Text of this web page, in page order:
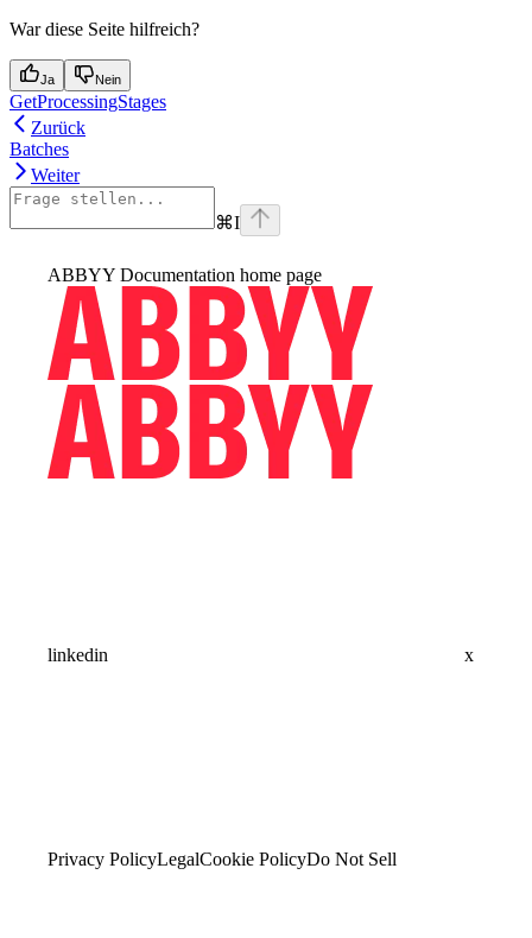
War diese Seite hilfreich?
Ja Nein
GetProcessingStages
Zurück
Batches
Weiter
⌘I
ABBYY Documentation home page
linkedin x
Privacy PolicyLegalCookie PolicyDo Not Sell